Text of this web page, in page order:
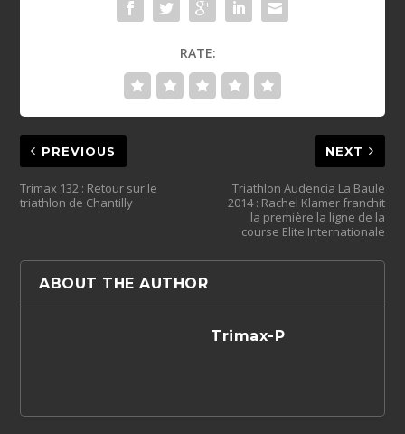
RATE:
PREVIOUS
Trimax 132 : Retour sur le
triathlon de Chantilly
NEXT
Triathlon Audencia La Baule
2014 : Rachel Klamer franchit
la première la ligne de la
course Elite Internationale
ABOUT THE AUTHOR
Trimax-P